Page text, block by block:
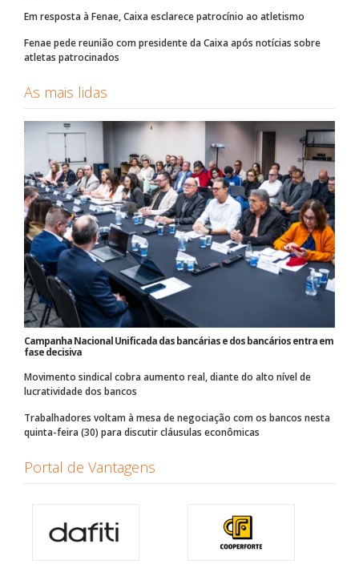
Em resposta à Fenae, Caixa esclarece patrocínio ao atletismo
Fenae pede reunião com presidente da Caixa após notícias sobre
atletas patrocinados
As mais lidas
Campanha Nacional Unificada das bancárias e dos bancários entra em
fase decisiva
Movimento sindical cobra aumento real, diante do alto nível de
lucratividade dos bancos
Trabalhadores voltam à mesa de negociação com os bancos nesta
quinta-feira (30) para discutir cláusulas econômicas
Portal de Vantagens